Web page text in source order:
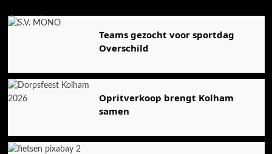
Agenda
Teams gezocht voor sportdag
Overschild
Opritverkoop brengt Kolham
samen